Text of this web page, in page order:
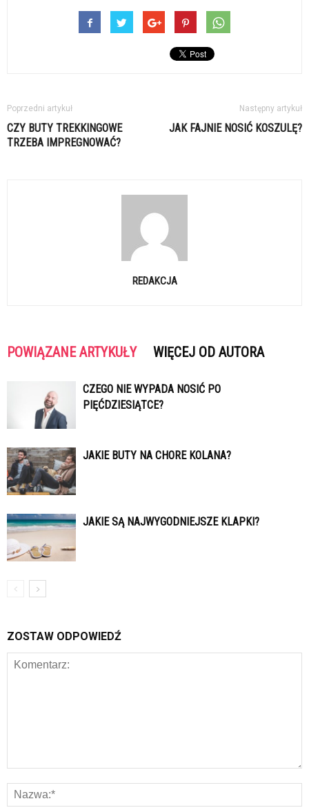
Poprzedni artykuł
CZY BUTY TREKKINGOWE
TRZEBA IMPREGNOWAĆ?
Następny artykuł
JAK FAJNIE NOSIĆ KOSZULĘ?
REDAKCJA
POWIĄZANE ARTYKUŁY WIĘCEJ OD AUTORA
CZEGO NIE WYPADA NOSIĆ PO
PIĘĆDZIESIĄTCE?
JAKIE BUTY NA CHORE KOLANA?
JAKIE SĄ NAJWYGODNIEJSZE KLAPKI?
ZOSTAW ODPOWIEDŹ